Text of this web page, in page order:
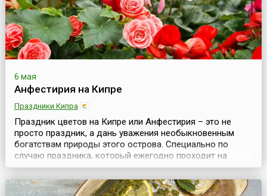
6 мая
Анфестирия на Кипре
Праздники Кипра
Праздник цветов на Кипре или Анфестирия – это не
просто праздник, а дань уважения необыкновенным
богатствам природы этого острова. Специально по
случаю праздника, который ежегодно проходит на
государственном уровне, собирается комиссия ученых-
биологов, которая подводит итоги независимых
исследований жизни флоры своей страны. Учитывается